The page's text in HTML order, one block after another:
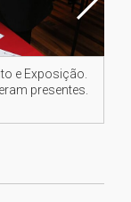
e Exposição.
presentes.